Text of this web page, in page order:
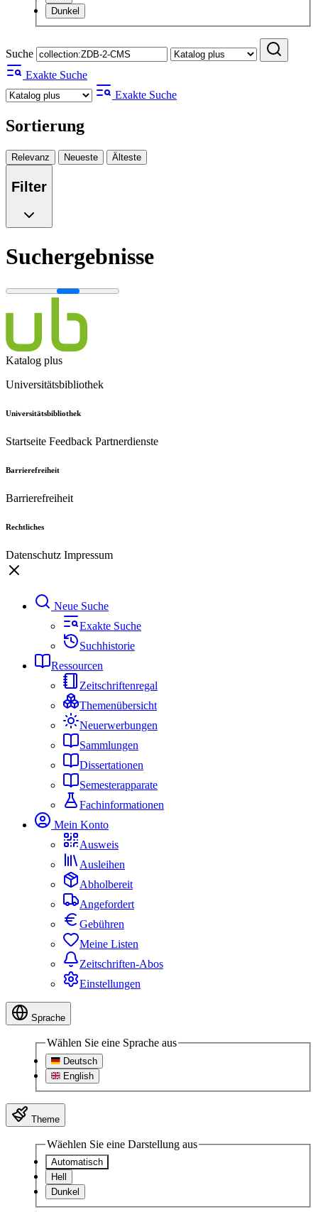
Dunkel
Suche
Exakte Suche
Exakte Suche
Sortierung
Relevanz Neueste Älteste
Filter
Suchergebnisse
Katalog plus
Universitätsbibliothek
Universitätsbibliothek
Startseite Feedback Partnerdienste
Barrierefreiheit
Barrierefreiheit
Rechtliches
Datenschutz Impressum
Neue Suche
Exakte Suche
Suchhistorie
Ressourcen
Zeitschriftenregal
Themenübersicht
Neuerwerbungen
Sammlungen
Dissertationen
Semesterapparate
Fachinformationen
Mein Konto
Ausweis
Ausleihen
Abholbereit
Angefordert
Gebühren
Meine Listen
Zeitschriften-Abos
Einstellungen
Sprache
Wählen Sie eine Sprache aus
Deutsch
English
Theme
Wäehlen Sie eine Darstellung aus
Automatisch
Hell
Dunkel